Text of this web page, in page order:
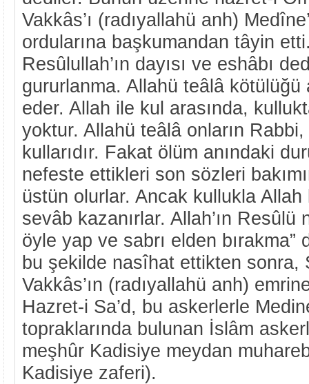
Vakkâs’ı (radıyallahü anh)
ordularına başkumandan tâyin
Resûlullah’ın dayısı ve eshâbı
gururlanma. Allahü teâlâ
eder. Allah ile kul arasında,
yoktur. Allahü teâlâ onların Rabbi,
kullarıdır. Fakat ölüm anındaki
nefeste ettikleri son sözleri
üstün olurlar. Ancak kullukla Allah
sevâb kazanırlar. Allah’ın Resûlü
öyle yap ve sabrı elden
bu şekilde nasîhat ettikten sonra,
Vakkâs’ın (radıyallahü anh)
Hazret-i Sa’d, bu askerlerle
topraklarında bulunan İslâm
meşhûr Kadisiye meydan
Kadisiye zaferi).